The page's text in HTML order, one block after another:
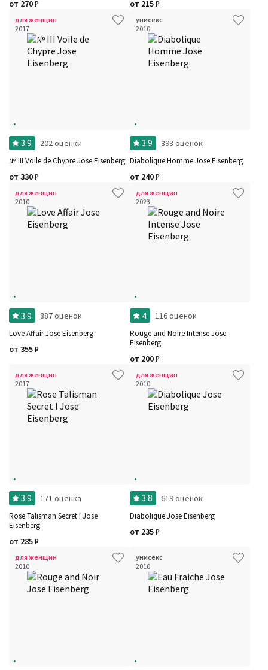
Сбросить все
Ароматы за последние годы
Страна производитель
от 270₽ от 215₽
для женщин
2017
3.9 202 оценки
№ III Voile de Chypre Jose Eisenberg
от 330₽
унисекс
2010
3.9 398 оценок
Diabolique Homme Jose Eisenberg
от 240₽
для женщин
2010
3.9 887 оценок
Love Affair Jose Eisenberg
от 355₽
для женщин
2023
4 116 оценок
Rouge and Noire Intense Jose
Eisenberg
от 200₽
для женщин
2017
3.9 171 оценка
Rose Talisman Secret I Jose
Eisenberg
от 285₽
для женщин
2010
3.8 619 оценок
Diabolique Jose Eisenberg
от 235₽
для женщин
2010
унисекс
2010